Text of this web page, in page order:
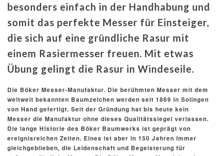
besonders einfach in der Handhabung und
somit das perfekte Messer für Einsteiger,
die sich auf eine gründliche Rasur mit
einem Rasiermesser freuen. Mit etwas
Übung gelingt die Rasur in Windeseile.
Die Böker Messer-Manufaktur. Die berühmten Messer mit dem
weltweit bekannten Baumzeichen werden seit 1869 in Solingen
von Hand gefertigt. Seit der Gründung hat bis heute kein
Messer die Manufaktur ohne dieses Qualitätssiegel verlassen.
Die lange Historie des Böker Baumwerks ist geprägt von
ereignisreichen Zeiten. Eines ist aber in 150 Jahren immer
gleichgeblieben, die Leidenschaft und Begeisterung für